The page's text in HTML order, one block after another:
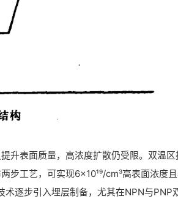
升表面质量，高浓度扩散仍受限。双温区
工艺，可实现6×10¹⁹/cm³高表面浓度
逐步引入埋层制备，尤其在NPN与PNP